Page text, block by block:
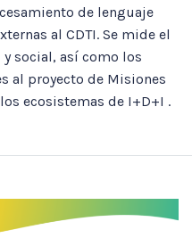
de lenguaje
al CDTI. Se mide el
social, así como los
al proyecto de Misiones
ecosistemas de I+D+I .